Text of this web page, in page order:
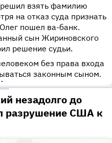
взять фамилию
на отказ суда признать
пошел ва-банк.
сын Жириновского
решение судьи.
без права входа
законным сыном.
незадолго до
разрушение США к